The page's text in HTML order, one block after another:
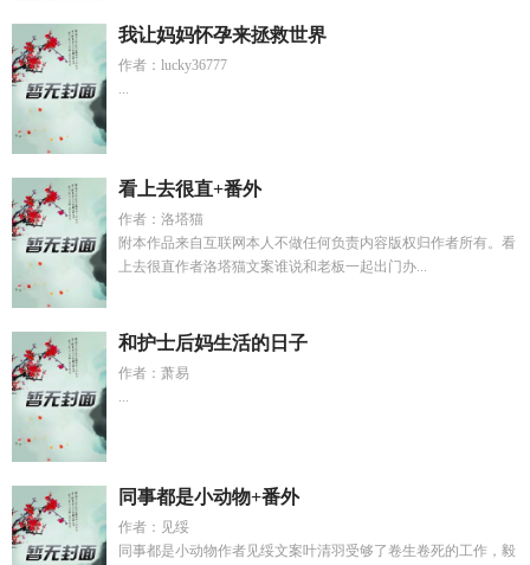
我让妈妈怀孕来拯救世界
作者：lucky36777
...
看上去很直+番外
作者：洛塔猫
附本作品来自互联网本人不做任何负责内容版权归作者所有。看
上去很直作者洛塔猫文案谁说和老板一起出门办...
和护士后妈生活的日子
作者：萧易
...
同事都是小动物+番外
作者：见绥
同事都是小动物作者见绥文案叶清羽受够了卷生卷死的工作，毅